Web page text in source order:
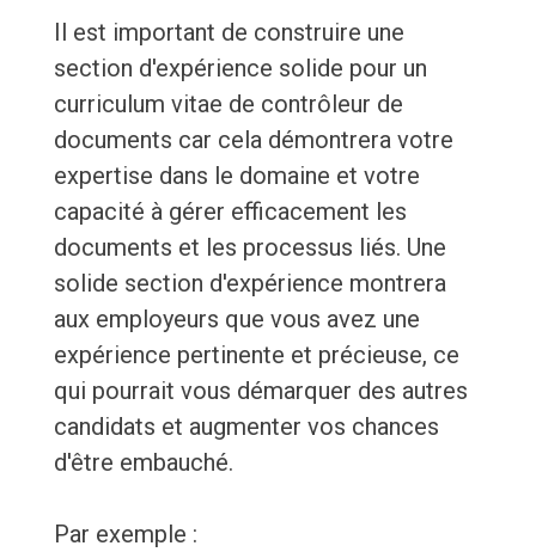
Il est important de construire une
section d'expérience solide pour un
curriculum vitae de contrôleur de
documents car cela démontrera votre
expertise dans le domaine et votre
capacité à gérer efficacement les
documents et les processus liés. Une
solide section d'expérience montrera
aux employeurs que vous avez une
expérience pertinente et précieuse, ce
qui pourrait vous démarquer des autres
candidats et augmenter vos chances
d'être embauché.
Par exemple :